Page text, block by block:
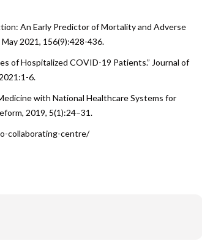
An Early Predictor of Mortality and Adverse
2021, 156(9):428-436.
of Hospitalized COVID-19 Patients.” Journal of
6.
with National Healthcare Systems for
2019, 5(1):24–31.
collaborating-centre/